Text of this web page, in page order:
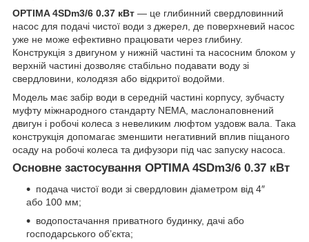
OPTIMA 4SDm3/6 0.37 кВт — це глибинний свердловинний
насос для подачі чистої води з джерел, де поверхневий насос
уже не може ефективно працювати через глибину.
Конструкція з двигуном у нижній частині та насосним блоком у
верхній частині дозволяє стабільно подавати воду зі
свердловини, колодязя або відкритої водойми.
Модель має забір води в середній частині корпусу, зубчасту
муфту міжнародного стандарту NEMA, маслонаповнений
двигун і робочі колеса з невеликим люфтом уздовж вала. Така
конструкція допомагає зменшити негативний вплив піщаного
осаду на робочі колеса та дифузори під час запуску насоса.
Основне застосування OPTIMA 4SDm3/6 0.37 кВт
подача чистої води зі свердловин діаметром від 4″
або 100 мм;
водопостачання приватного будинку, дачі або
господарського об’єкта;